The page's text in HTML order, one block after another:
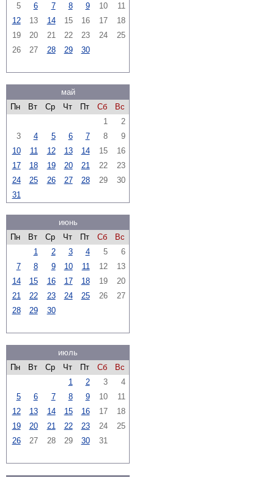
5
6 7 8 9 10
11
12
13 14 15 16 17
18
19
20 21 22 23 24
25
26
27 28 29 30
май
Пн
Вт Ср Чт Пт Сб
Вс
1
2
3
4 5 6 7 8
9
10
11 12 13 14 15
16
17
18 19 20 21 22
23
24
25 26 27 28 29
30
31
июнь
Пн
Вт Ср Чт Пт Сб
Вс
1
2 3 4 5
6
7
8 9 10 11 12
13
14
15 16 17 18 19
20
21
22 23 24 25 26
27
28
29 30
июль
Пн
Вт Ср Чт Пт Сб
Вс
1
2 3
4
5
6 7 8 9 10
11
12
13 14 15 16 17
18
19
20 21 22 23 24
25
26
27 28 29 30 31